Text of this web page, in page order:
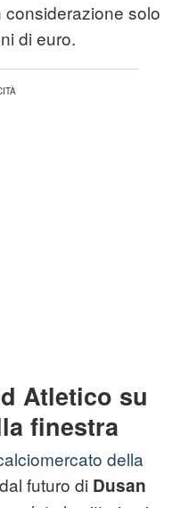
solo
di euro.
Atletico su
finestra
della
futuro di Dusan